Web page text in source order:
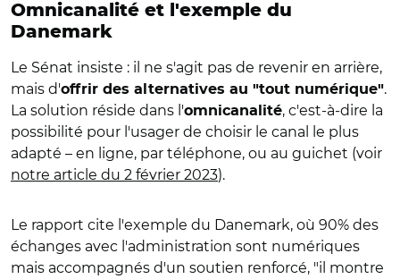
Omnicanalité et l'exemple du
Danemark
Le Sénat insiste : il ne s'agit pas de revenir en arrière,
mais d'offrir des alternatives au "tout numérique".
La solution réside dans l'omnicanalité, c'est-à-dire la
possibilité pour l'usager de choisir le canal le plus
adapté – en ligne, par téléphone, ou au guichet (voir
notre article du 2 février 2023).
Le rapport cite l'exemple du Danemark, où 90% des
échanges avec l'administration sont numériques
mais accompagnés d'un soutien renforcé, "il montre